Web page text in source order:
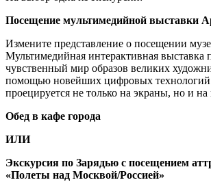
Посещение мультимедийной выставки
Измените представление о посещении
Мультимедийная интерактивная выставка
чувственный мир образов великих
помощью новейших цифровых
проецируется не только на экраны, но и на
Обед в кафе города
ИЛИ
Экскурсия по Зарядью с посещением
«Полеты над Москвой/Россией»